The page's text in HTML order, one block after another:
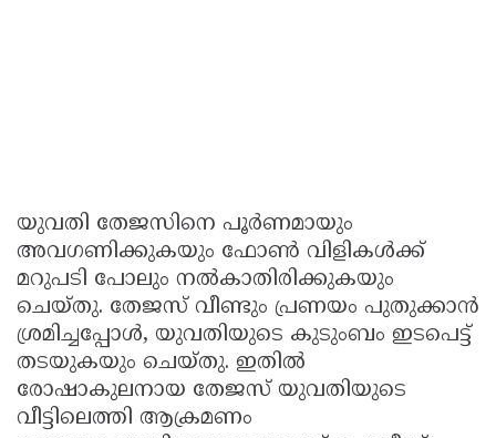
യുവതി തേജസിനെ പൂർണമായും
അവഗണിക്കുകയും ഫോൺ വിളികൾക്ക്
മറുപടി പോലും നൽകാതിരിക്കുകയും
ചെയ്തു. തേജസ് വീണ്ടും പ്രണയം പുതുക്കാൻ
ശ്രമിച്ചപ്പോൾ, യുവതിയുടെ കുടുംബം ഇടപെട്ട്
തടയുകയും ചെയ്തു. ഇതിൽ
രോഷാകുലനായ തേജസ് യുവതിയുടെ
വീട്ടിലെത്തി ആക്രമണം